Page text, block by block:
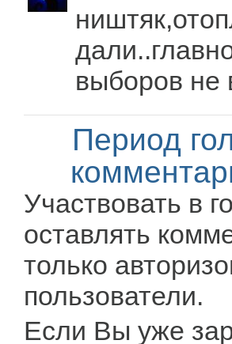
выборов не
Период
Участвовать в
оставлять
только
пользователи.
Если Вы уже